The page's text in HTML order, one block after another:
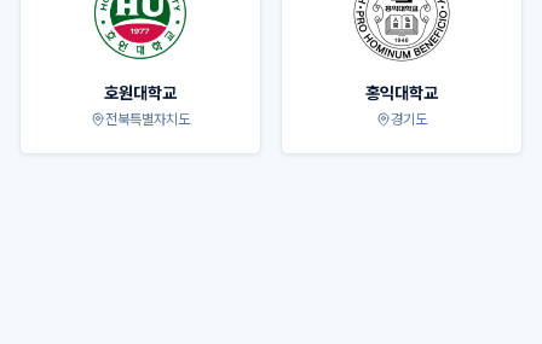
호원대학교
전북특별자치도
홍익대학교
경기도